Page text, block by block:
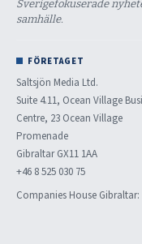
Sverigefokuserade
samhälle.
FÖRETAGET
Saltsjön Media Ltd.
Suite 4.11, Ocean Village
Centre, 23 Ocean Village
Promenade
Gibraltar GX11 1AA
+46 8 525 030 75
Companies House Gibraltar: